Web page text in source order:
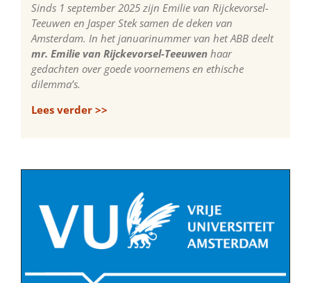
Sinds 1 september 2025 zijn Emilie van Rijckevorsel-
Teeuwen en Jasper Stek samen de deken van
Amsterdam. In het januarinummer van het ABB deelt
mr. Emilie van Rijckevorsel-Teeuwen haar
gedachten over goede voornemens en ethische
dilemma’s.
Lees verder >>